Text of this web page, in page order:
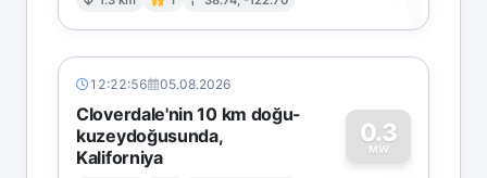
12:22:56 05.08.2026
Cloverdale'nin 10 km doğu-
kuzeydoğusunda,
Kaliforniya
0.3
MW